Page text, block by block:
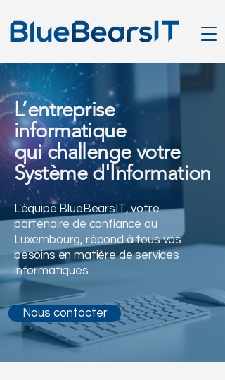
L’entreprise
informatique
qui challenge votre
Système d'Information
L'équipe BlueBearsIT, votre
partenaire de confiance au
Luxembourg, répond à tous vos
besoins en matière de services
informatiques.
Nous contacter